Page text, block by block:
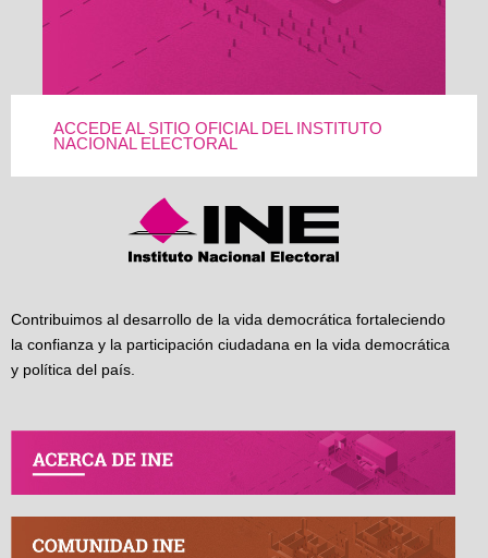
ACCEDE AL SITIO OFICIAL DEL INSTITUTO
NACIONAL ELECTORAL
Contribuimos al desarrollo de la vida democrática fortaleciendo
la confianza y la participación ciudadana en la vida democrática
y política del país.